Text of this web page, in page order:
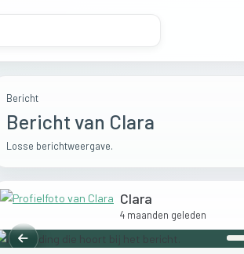
Bericht
Bericht van Clara
Losse berichtweergave.
Clara
4 maanden geleden
Vorige